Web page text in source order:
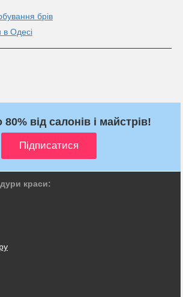
брів
в Одесі
від салонів і майстрів!
краси: